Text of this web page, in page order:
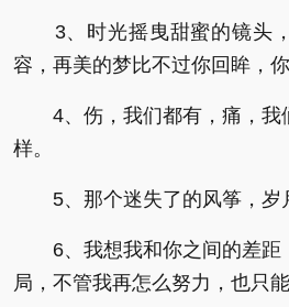
3、时光摇曳甜蜜的镜头，
容，再美的梦比不过你回眸，你
4、伤，我们都有，痛，我
样。
5、那个迷失了的风筝，岁
6、我想我和你之间的差距
局，不管我再怎么努力，也只能